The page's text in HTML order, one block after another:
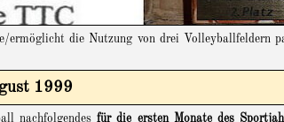
ermöglicht die Nutzung von drei Volleyballfeldern
1999
nachfolgendesfür die ersten Monate des